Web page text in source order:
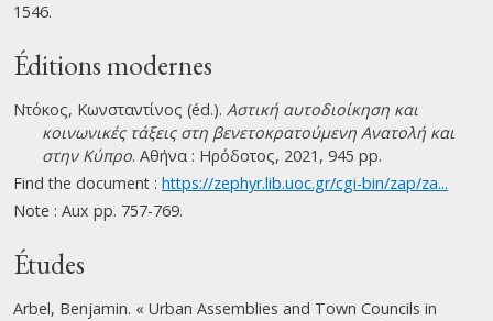
1546.
Éditions modernes
Ντόκος, Κωνσταντίνος (éd.). Αστική αυτοδιοίκηση και
κοινωνικές τάξεις στη βενετοκρατούμενη Ανατολή και
στην Κύπρο. Αθήνα : Ηρόδοτος, 2021, 945 pp.
Find the document : https://zephyr.lib.uoc.gr/cgi-bin/zap/za...
Note : Aux pp. 757-769.
Études
Arbel, Benjamin. « Urban Assemblies and Town Councils in